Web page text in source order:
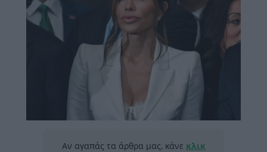
Αν αγαπάς τα άρθρα μας, κάνε κλικ